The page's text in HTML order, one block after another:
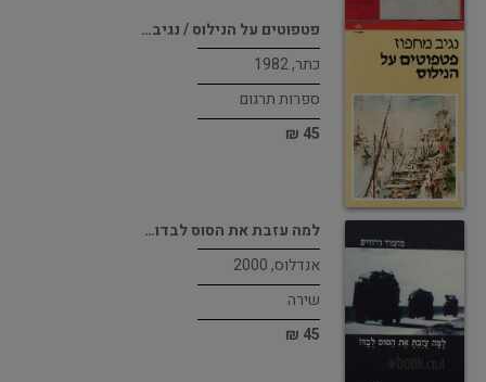
פטפוטים על הנילוס / נגיב…
כתר, 1982
ספרות תרגום
45 ₪
למה עזבת את הסוס לבדו…
אנדלוס, 2000
שירה
45 ₪